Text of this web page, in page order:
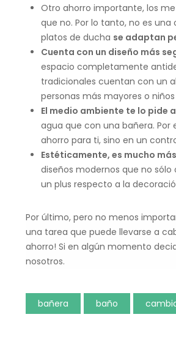
Otro ahorro importante, los
que no. Por lo tanto, no es
platos de ducha se adaptan
Cuenta con un diseño más
espacio completamente
tradicionales cuentan con un
personas más mayores o
El medio ambiente te lo pide
agua que con una bañera. Por
ahorro para ti, sino en un
Estéticamente, es mucho
diseños modernos que no
un plus respecto a la
Por último, pero no menos
una tarea que puede llevarse a
ahorro! Si en algún momento
nosotros.
bañera baño